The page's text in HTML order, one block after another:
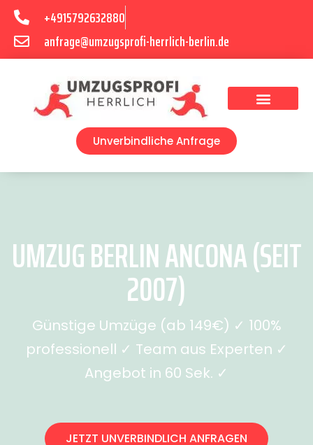
+4915792632880
anfrage@umzugsprofi-herrlich-berlin.de
Unverbindliche Anfrage
UMZUG BERLIN ANCONA (SEIT
2007)
Günstige Umzüge (ab 149€) ✓ 100%
professionell ✓ Team aus Experten ✓
Angebot in 60 Sek. ✓
JETZT UNVERBINDLICH ANFRAGEN